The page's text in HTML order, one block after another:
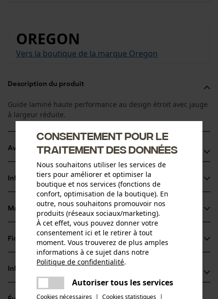
OREGON
Vers la boutique de la marque Oregon
Description du produit
Guide laminé haute performance au design étroit avec jauge
à largeur réduite.
Avantages du produit
En association avec les chaînes de tronçonneuses Micro-
Lite adaptées, on obtient une puissance de coupe plus
élevée par rapport au dispositif de coupe standard
Pour augmenter la puissance de coupe et prolonger la
durée de vie du guide et de la chaîne, un clapet maintient le
lubrifiant à l'endroit où il est nécessaire
Largeur de coupe réduite
Informations sur le produit
Détails du produit
Type dactivité
Groupe dâge
Matériau & entretien
Matériau
Matériau principal
Fiches techniques
Fiche technique du fabricant (PDF)
Informations fabricant
Fabricant
Consentement pour le
traitement des données
Nous souhaitons utiliser les services de
tiers pour améliorer et optimiser la
boutique et nos services (fonctions de
confort, optimisation de la boutique). En
outre, nous souhaitons promouvoir nos
produits (réseaux sociaux/marketing).
À cet effet, vous pouvez donner votre
consentement ici et le retirer à tout
moment. Vous trouverez de plus amples
informations à ce sujet dans notre
Politique de confidentialité.
Autoriser tous les services
Cookies nécessaires | Cookies statistiques |
Une erreur s'est produite. Veuillez
essayer encore.
partager
partager